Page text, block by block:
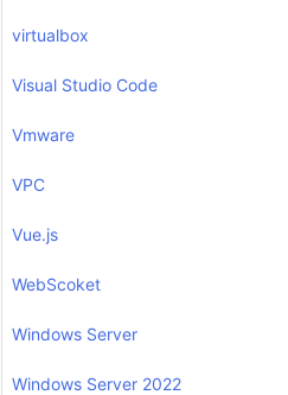
virtualbox
Visual Studio Code
Vmware
VPC
Vue.js
WebScoket
Windows Server
Windows Server 2022